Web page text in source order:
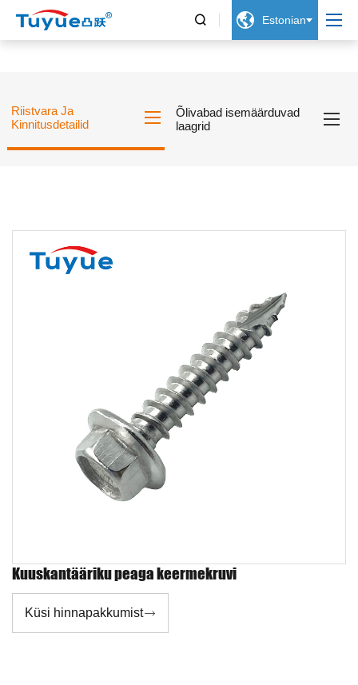
  Estonian
Riistvara Ja
Kinnitusdetailid
Õlivabad isemäärduvad
laagrid
Kuuskantääriku peaga keermekruvi
Küsi hinnapakkumist